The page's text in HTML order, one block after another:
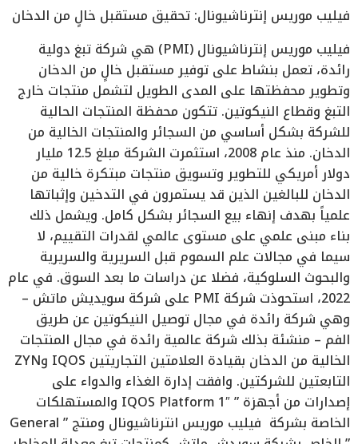
فيليب موريس إنترناشيونال: تحقيق مستقبل خالٍ من الدخان
فيليب موريس إنترناشيونال (PMI) هي شركة تبغ دولية
رائدة، تعمل بنشاط على توفير مستقبل خالٍ من الدخان
وتطوير محفظتها على المدى الطويل لتشمل منتجات خارج
التبغ وقطاع النيكوتين. تتكون محفظة المنتجات الحالية
للشركة بشكل أساسي من السجائر والمنتجات الخالية من
الدخان. منذ عام 2008، استثمرت الشركة مبلغ 12.5 مليار
دولار أمريكي للتطوير وتسويق منتجات مبتكرة خالية من
الدخان للبالغين الذين قد يستمرون في التدخين وإثباتها
علمياً بهدف إنهاء بيع السجائر بشكل كامل. ويشمل ذلك
بناء مبنى علمي على مستوى عالمي لقدرات التقييم، لا
سيما في مجالات علم السموم قبل السريرية والسريرية
والبحوث السلوكية، فضلا عن دراسات ما بعد السوق. في عام
2022، استحوذت شركة PMI على شركة سويديش ماتش –
وهي شركة رائدة في مجال توصيل النيكوتين عن طريق
الفم – منشئة بذلك شركة عالمية رائدة في مجال المنتجات
الخالية من الدخان بقيادة العلامتين التجاريتين IQOS وZYN
التابعتين للشركتين. وافقت إدارة الغذاء والدواء على
إصدارات من أجهزة ” IQOS Platform 1″ والمستهلكات
الخاصة بشركة فيليب موريس انترناشيونال ومنتج ” General